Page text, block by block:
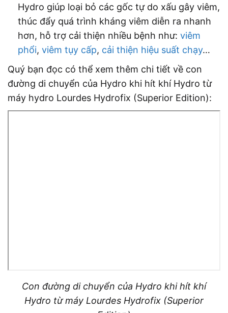
Hydro giúp loại bỏ các gốc tự do xấu gây viêm,
thúc đẩy quá trình kháng viêm diễn ra nhanh
hơn, hỗ trợ cải thiện nhiều bệnh như: viêm
phổi, viêm tụy cấp, cải thiện hiệu suất chạy…
Quý bạn đọc có thể xem thêm chi tiết về con
đường di chuyển của Hydro khi hít khí Hydro từ
máy hydro Lourdes Hydrofix (Superior Edition):
Con đường di chuyển của Hydro khi hít khí
Hydro từ máy Lourdes Hydrofix (Superior